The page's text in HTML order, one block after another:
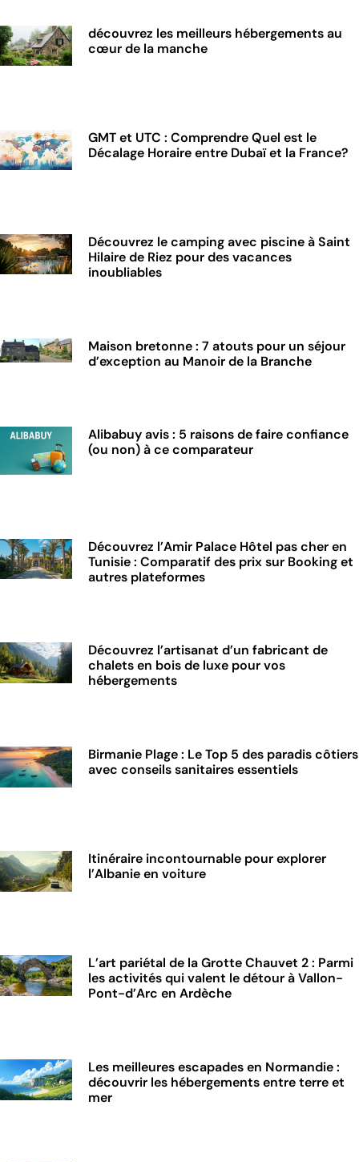
découvrez les meilleurs hébergements au
cœur de la manche
GMT et UTC : Comprendre Quel est le
Décalage Horaire entre Dubaï et la France?
Découvrez le camping avec piscine à Saint
Hilaire de Riez pour des vacances
inoubliables
Maison bretonne : 7 atouts pour un séjour
d’exception au Manoir de la Branche
Alibabuy avis : 5 raisons de faire confiance
(ou non) à ce comparateur
Découvrez l’Amir Palace Hôtel pas cher en
Tunisie : Comparatif des prix sur Booking et
autres plateformes
Découvrez l’artisanat d’un fabricant de
chalets en bois de luxe pour vos
hébergements
Birmanie Plage : Le Top 5 des paradis côtiers
avec conseils sanitaires essentiels
Itinéraire incontournable pour explorer
l’Albanie en voiture
L’art pariétal de la Grotte Chauvet 2 : Parmi
les activités qui valent le détour à Vallon-
Pont-d’Arc en Ardèche
Les meilleures escapades en Normandie :
découvrir les hébergements entre terre et
mer